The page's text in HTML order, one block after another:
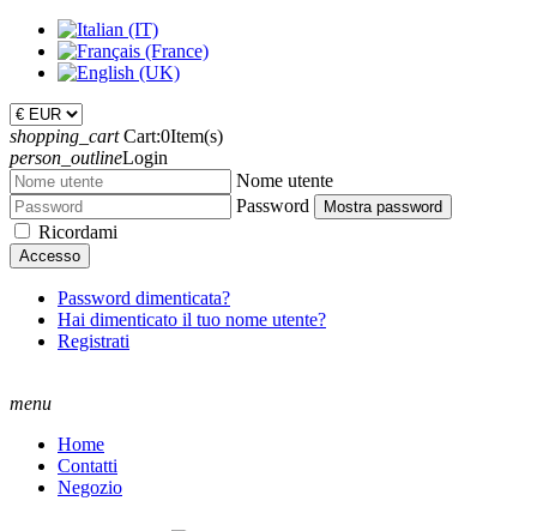
shopping_cart Cart:0Item(s)
person_outlineLogin
Nome utente
Password
Mostra password
Ricordami
Accesso
Password dimenticata?
Hai dimenticato il tuo nome utente?
Registrati
menu
Home
Contatti
Negozio